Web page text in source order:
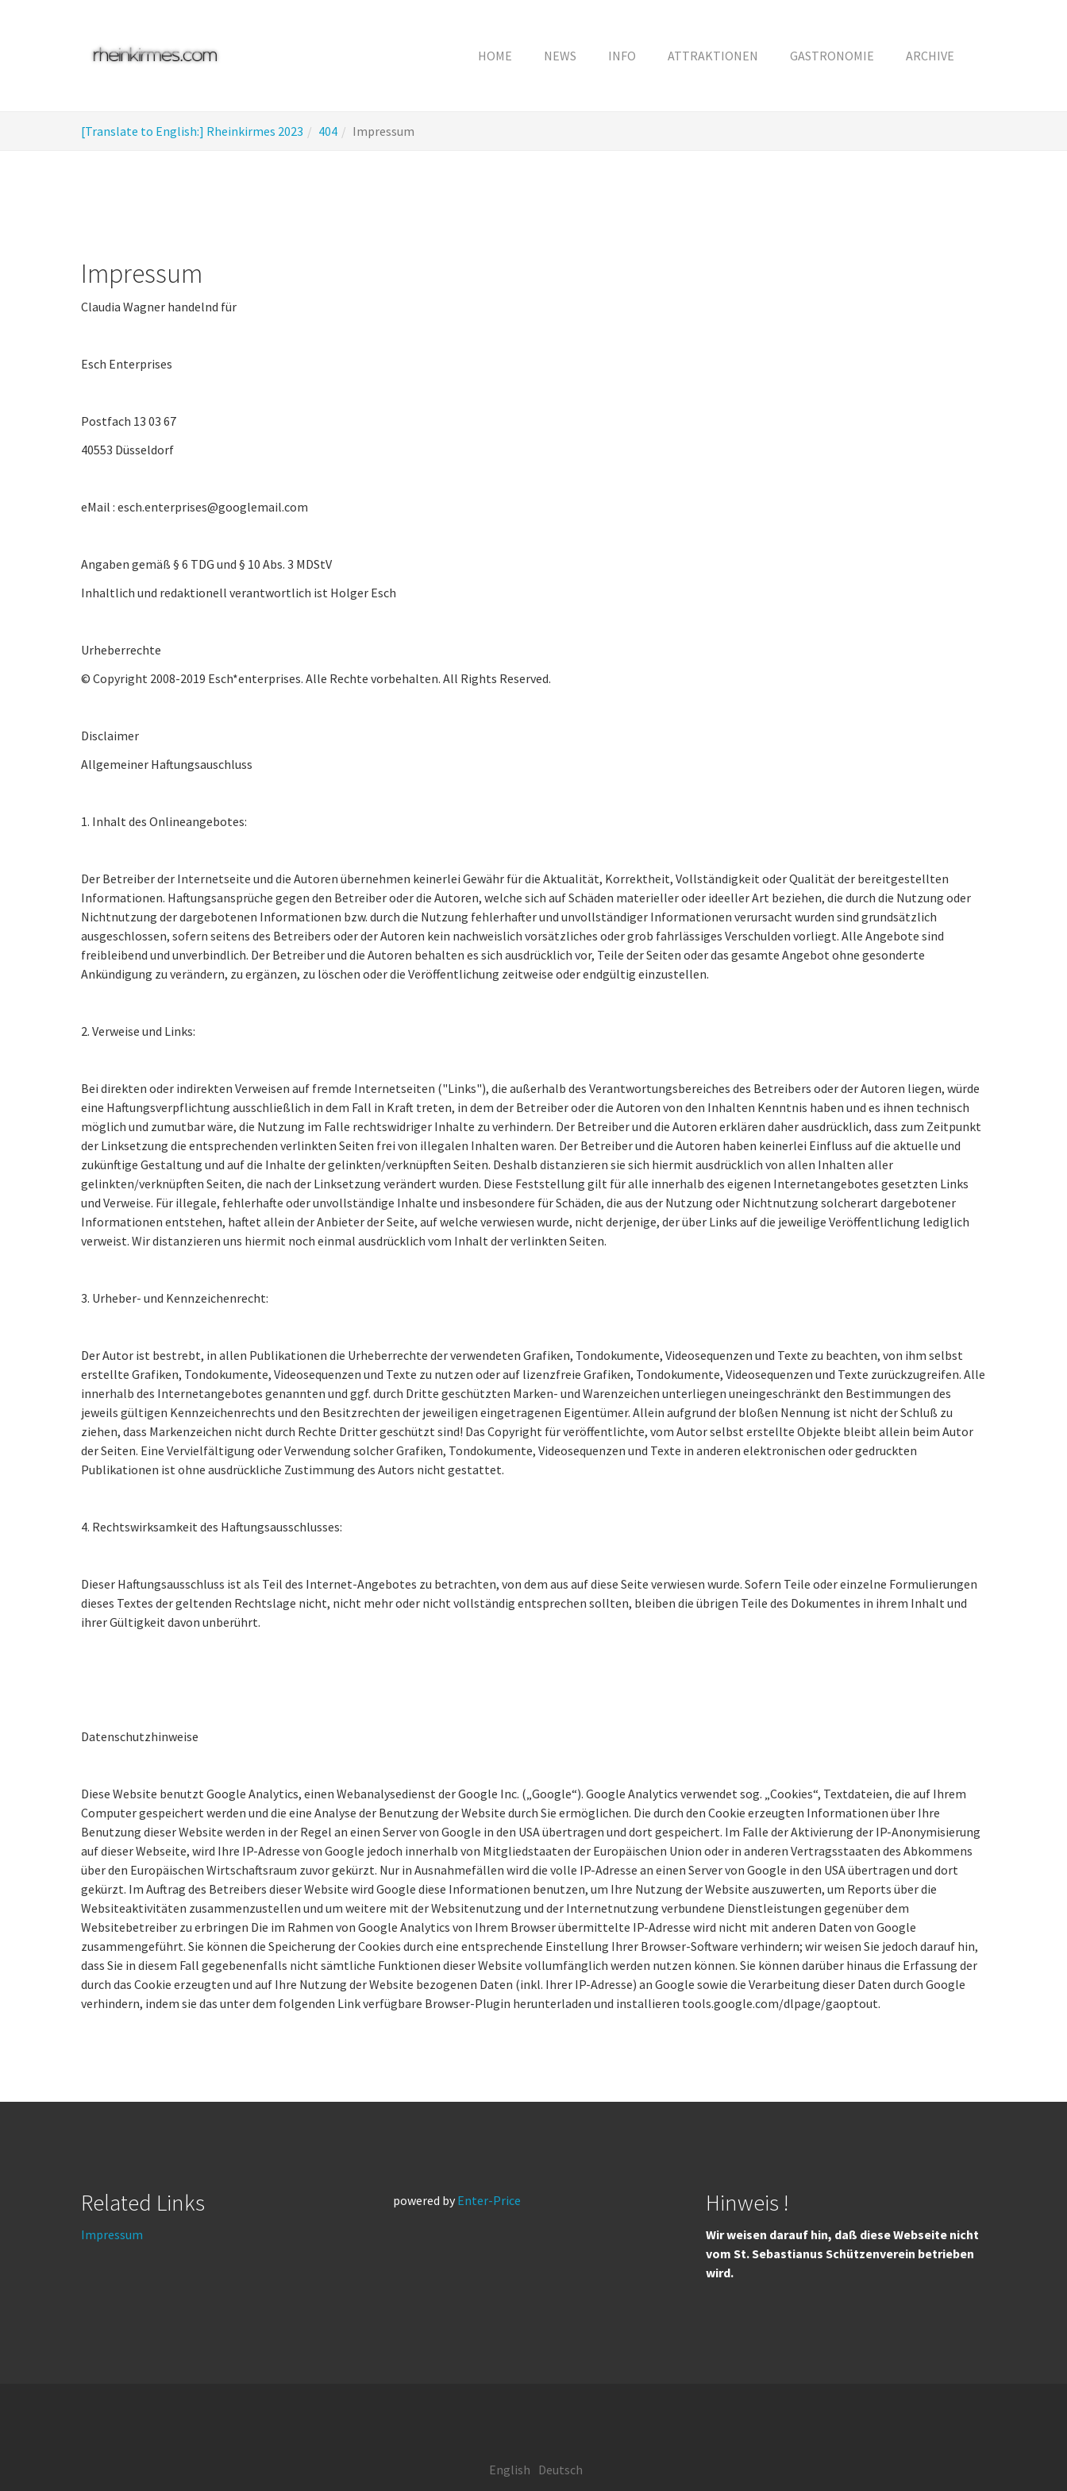
HOME NEWS INFO ATTRAKTIONEN GASTRONOMIE ARCHIVE
are
[Translate to English:] Rheinkirmes 2023 404 Impressum
Impressum
Claudia Wagner handelnd für
Esch Enterprises
Postfach 13 03 67
40553 Düsseldorf
eMail : esch.enterprises@googlemail.com
Angaben gemäß § 6 TDG und § 10 Abs. 3 MDStV
Inhaltlich und redaktionell verantwortlich ist Holger Esch
Urheberrechte
© Copyright 2008-2019 Esch*enterprises. Alle Rechte vorbehalten. All Rights Reserved.
Disclaimer
Allgemeiner Haftungsauschluss
1. Inhalt des Onlineangebotes:
Der Betreiber der Internetseite und die Autoren übernehmen keinerlei Gewähr für die Aktualität, Korrektheit, Vollständigkeit oder Qualität der bereitgestellten
Informationen. Haftungsansprüche gegen den Betreiber oder die Autoren, welche sich auf Schäden materieller oder ideeller Art beziehen, die durch die Nutzung oder
Nichtnutzung der dargebotenen Informationen bzw. durch die Nutzung fehlerhafter und unvollständiger Informationen verursacht wurden sind grundsätzlich
ausgeschlossen, sofern seitens des Betreibers oder der Autoren kein nachweislich vorsätzliches oder grob fahrlässiges Verschulden vorliegt. Alle Angebote sind
freibleibend und unverbindlich. Der Betreiber und die Autoren behalten es sich ausdrücklich vor, Teile der Seiten oder das gesamte Angebot ohne gesonderte
Ankündigung zu verändern, zu ergänzen, zu löschen oder die Veröffentlichung zeitweise oder endgültig einzustellen.
2. Verweise und Links:
Bei direkten oder indirekten Verweisen auf fremde Internetseiten ("Links"), die außerhalb des Verantwortungsbereiches des Betreibers oder der Autoren liegen, würde
eine Haftungsverpflichtung ausschließlich in dem Fall in Kraft treten, in dem der Betreiber oder die Autoren von den Inhalten Kenntnis haben und es ihnen technisch
möglich und zumutbar wäre, die Nutzung im Falle rechtswidriger Inhalte zu verhindern. Der Betreiber und die Autoren erklären daher ausdrücklich, dass zum Zeitpunkt
der Linksetzung die entsprechenden verlinkten Seiten frei von illegalen Inhalten waren. Der Betreiber und die Autoren haben keinerlei Einfluss auf die aktuelle und
zukünftige Gestaltung und auf die Inhalte der gelinkten/verknüpften Seiten. Deshalb distanzieren sie sich hiermit ausdrücklich von allen Inhalten aller
gelinkten/verknüpften Seiten, die nach der Linksetzung verändert wurden. Diese Feststellung gilt für alle innerhalb des eigenen Internetangebotes gesetzten Links
und Verweise. Für illegale, fehlerhafte oder unvollständige Inhalte und insbesondere für Schäden, die aus der Nutzung oder Nichtnutzung solcherart dargebotener
Informationen entstehen, haftet allein der Anbieter der Seite, auf welche verwiesen wurde, nicht derjenige, der über Links auf die jeweilige Veröffentlichung lediglich
verweist. Wir distanzieren uns hiermit noch einmal ausdrücklich vom Inhalt der verlinkten Seiten.
3. Urheber- und Kennzeichenrecht:
Der Autor ist bestrebt, in allen Publikationen die Urheberrechte der verwendeten Grafiken, Tondokumente, Videosequenzen und Texte zu beachten, von ihm selbst
erstellte Grafiken, Tondokumente, Videosequenzen und Texte zu nutzen oder auf lizenzfreie Grafiken, Tondokumente, Videosequenzen und Texte zurückzugreifen. Alle
innerhalb des Internetangebotes genannten und ggf. durch Dritte geschützten Marken- und Warenzeichen unterliegen uneingeschränkt den Bestimmungen des
jeweils gültigen Kennzeichenrechts und den Besitzrechten der jeweiligen eingetragenen Eigentümer. Allein aufgrund der bloßen Nennung ist nicht der Schluß zu
ziehen, dass Markenzeichen nicht durch Rechte Dritter geschützt sind! Das Copyright für veröffentlichte, vom Autor selbst erstellte Objekte bleibt allein beim Autor
der Seiten. Eine Vervielfältigung oder Verwendung solcher Grafiken, Tondokumente, Videosequenzen und Texte in anderen elektronischen oder gedruckten
Publikationen ist ohne ausdrückliche Zustimmung des Autors nicht gestattet.
4. Rechtswirksamkeit des Haftungsausschlusses:
Dieser Haftungsausschluss ist als Teil des Internet-Angebotes zu betrachten, von dem aus auf diese Seite verwiesen wurde. Sofern Teile oder einzelne Formulierungen
dieses Textes der geltenden Rechtslage nicht, nicht mehr oder nicht vollständig entsprechen sollten, bleiben die übrigen Teile des Dokumentes in ihrem Inhalt und
ihrer Gültigkeit davon unberührt.
Datenschutzhinweise
Diese Website benutzt Google Analytics, einen Webanalysedienst der Google Inc. („Google“). Google Analytics verwendet sog. „Cookies“, Textdateien, die auf Ihrem
Computer gespeichert werden und die eine Analyse der Benutzung der Website durch Sie ermöglichen. Die durch den Cookie erzeugten Informationen über Ihre
Benutzung dieser Website werden in der Regel an einen Server von Google in den USA übertragen und dort gespeichert. Im Falle der Aktivierung der IP-Anonymisierung
auf dieser Webseite, wird Ihre IP-Adresse von Google jedoch innerhalb von Mitgliedstaaten der Europäischen Union oder in anderen Vertragsstaaten des Abkommens
über den Europäischen Wirtschaftsraum zuvor gekürzt. Nur in Ausnahmefällen wird die volle IP-Adresse an einen Server von Google in den USA übertragen und dort
gekürzt. Im Auftrag des Betreibers dieser Website wird Google diese Informationen benutzen, um Ihre Nutzung der Website auszuwerten, um Reports über die
Websiteaktivitäten zusammenzustellen und um weitere mit der Websitenutzung und der Internetnutzung verbundene Dienstleistungen gegenüber dem
Websitebetreiber zu erbringen Die im Rahmen von Google Analytics von Ihrem Browser übermittelte IP-Adresse wird nicht mit anderen Daten von Google
zusammengeführt. Sie können die Speicherung der Cookies durch eine entsprechende Einstellung Ihrer Browser-Software verhindern; wir weisen Sie jedoch darauf hin,
dass Sie in diesem Fall gegebenenfalls nicht sämtliche Funktionen dieser Website vollumfänglich werden nutzen können. Sie können darüber hinaus die Erfassung der
durch das Cookie erzeugten und auf Ihre Nutzung der Website bezogenen Daten (inkl. Ihrer IP-Adresse) an Google sowie die Verarbeitung dieser Daten durch Google
verhindern, indem sie das unter dem folgenden Link verfügbare Browser-Plugin herunterladen und installieren tools.google.com/dlpage/gaoptout.
Related Links
Impressum
powered by Enter-Price Hinweis !
Wir weisen darauf hin, daß diese Webseite nicht
vom St. Sebastianus Schützenverein betrieben
wird.
English Deutsch